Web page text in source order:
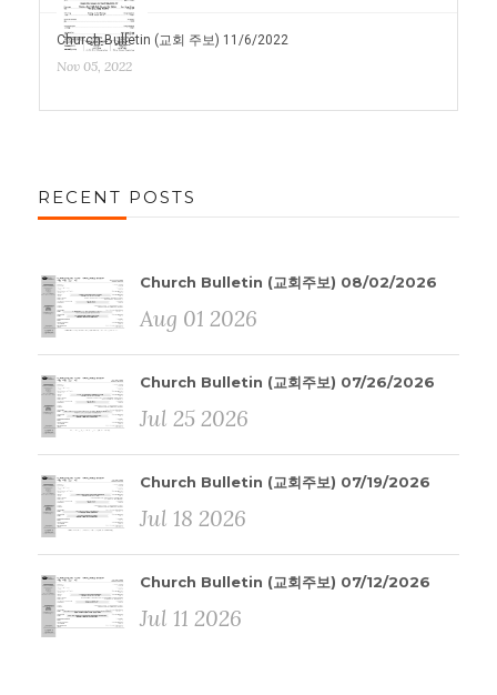
Church Bulletin (교회 주보) 11/6/2022
Nov 05, 2022
RECENT POSTS
Church Bulletin (교회주보) 08/02/2026
Aug 01 2026
Church Bulletin (교회주보) 07/26/2026
Jul 25 2026
Church Bulletin (교회주보) 07/19/2026
Jul 18 2026
Church Bulletin (교회주보) 07/12/2026
Jul 11 2026